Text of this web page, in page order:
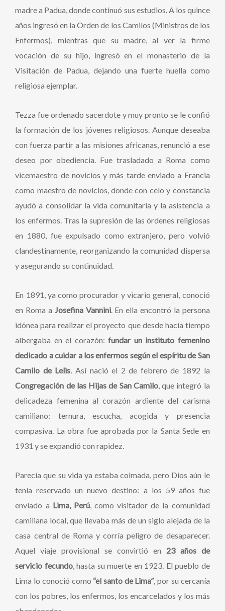
madre a Padua, donde continuó sus estudios. A los quince
años ingresó en la Orden de los Camilos (Ministros de los
Enfermos), mientras que su madre, al ver la firme
vocación de su hijo, ingresó en el monasterio de la
Visitación de Padua, dejando una fuerte huella como
religiosa ejemplar.
Tezza fue ordenado sacerdote y muy pronto se le confió
la formación de los jóvenes religiosos. Aunque deseaba
con fuerza partir a las misiones africanas, renunció a ese
deseo por obediencia. Fue trasladado a Roma como
vicemaestro de novicios y más tarde enviado a Francia
como maestro de novicios, donde con celo y constancia
ayudó a consolidar la vida comunitaria y la asistencia a
los enfermos. Tras la supresión de las órdenes religiosas
en 1880, fue expulsado como extranjero, pero volvió
clandestinamente, reorganizando la comunidad dispersa
y asegurando su continuidad.
En 1891, ya como procurador y vicario general, conoció
en Roma a Josefina Vannini. En ella encontró la persona
idónea para realizar el proyecto que desde hacía tiempo
albergaba en el corazón:fundar un instituto femenino
dedicado a cuidar a los enfermos según el espíritu de San
Camilo de Lelis. Así nació el 2 de febrero de 1892 la
Congregación de las Hijas de San Camilo, que integró la
delicadeza femenina al corazón ardiente del carisma
camiliano: ternura, escucha, acogida y presencia
compasiva. La obra fue aprobada por la Santa Sede en
1931 y se expandió con rapidez.
Parecía que su vida ya estaba colmada, pero Dios aún le
tenía reservado un nuevo destino: a los 59 años fue
enviado a Lima, Perú, como visitador de la comunidad
camiliana local, que llevaba más de un siglo alejada de la
casa central de Roma y corría peligro de desaparecer.
Aquel viaje provisional se convirtió en 23 años de
servicio fecundo, hasta su muerte en 1923. El pueblo de
Lima lo conoció como “el santo de Lima”, por su cercanía
con los pobres, los enfermos, los encarcelados y los más